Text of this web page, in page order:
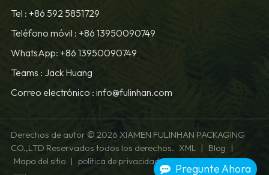
Pregunte Ahora
Tel : +86 592 5851729
Teléfono móvil : +86 13950090749
WhatsApp: +86 13950090749
Teams : Jack Huang
Correo electrónico : info@fulinhan.com
Derechos de autor © 2026 XIAMEN FULINHAN PACKAGING
CO.,LTD Reservados todos los derechos. XML | Blog |
Mapa del sitio | política de privacidad